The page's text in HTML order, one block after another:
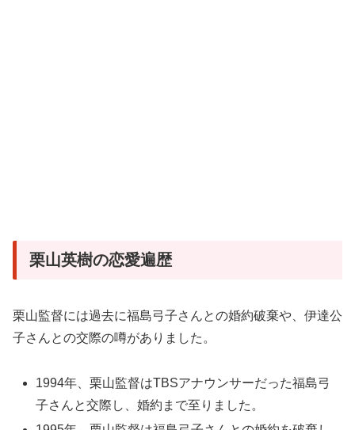
栗山英樹の恋愛遍歴
栗山監督には過去に福島弓子さんとの婚約破棄や、伊達公
子さんとの交際の噂がありました。
1994年、栗山監督はTBSアナウンサーだった福島弓
子さんと交際し、婚約まで至りました。